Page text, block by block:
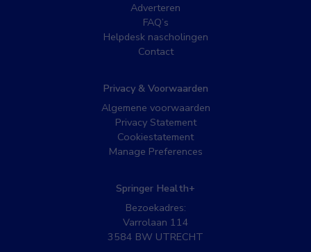
Adverteren
FAQ’s
Helpdesk nascholingen
Contact
Privacy & Voorwaarden
Algemene voorwaarden
Privacy Statement
Cookiestatement
Manage Preferences
Springer Health+
Bezoekadres:
Varrolaan 114
3584 BW UTRECHT